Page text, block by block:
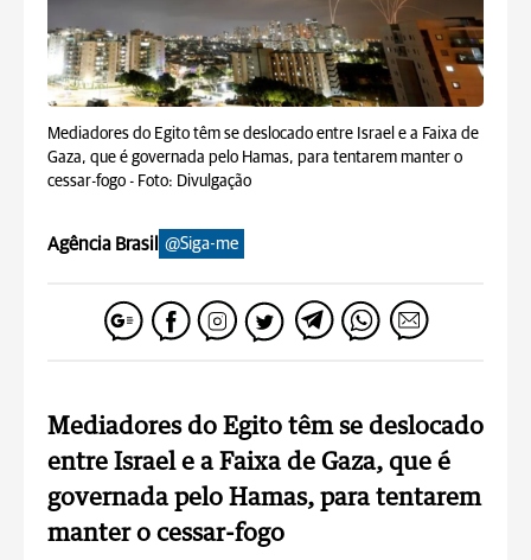
Mediadores do Egito têm se deslocado entre Israel e a Faixa de
Gaza, que é governada pelo Hamas, para tentarem manter o
cessar-fogo - Foto: Divulgação
Agência Brasil @Siga-me
Mediadores do Egito têm se deslocado
entre Israel e a Faixa de Gaza, que é
governada pelo Hamas, para tentarem
manter o cessar-fogo